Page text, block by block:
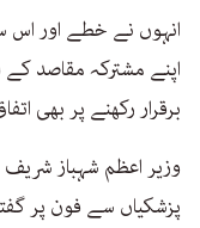
انہوں نے خطے اور اس
اپنے مشترکہ مقاصد
برقرار رکھنے پر بھی
وزیر اعظم شہباز
پزشکیاں سے فون پر